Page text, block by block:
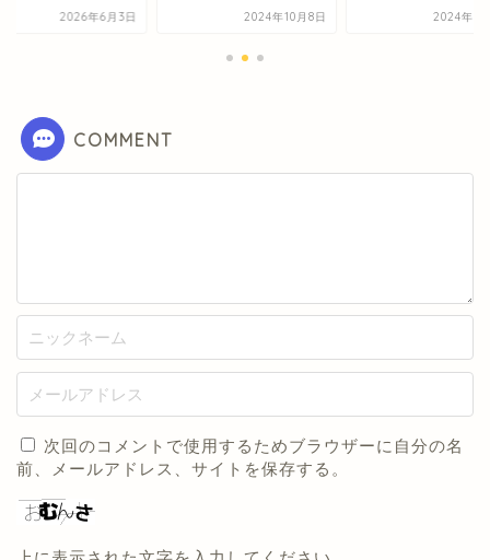
2026年6月3日 2024年10月8日 2024年9
COMMENT
次回のコメントで使用するためブラウザーに自分の名
前、メールアドレス、サイトを保存する。